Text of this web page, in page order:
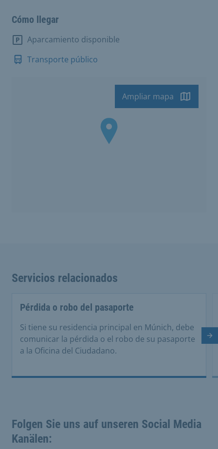
Cómo llegar
Aparcamiento disponible
Transporte público
Ampliar mapa
Servicios relacionados
Pérdida o robo del pasaporte
Si tiene su residencia principal en Múnich, debe
comunicar la pérdida o el robo de su pasaporte
a la Oficina del Ciudadano.
Folgen Sie uns auf unseren Social Media
Kanälen: